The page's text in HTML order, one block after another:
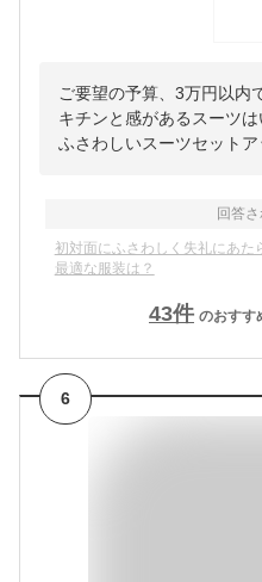
ご要望の予算、3万円以内
キチンと感があるスーツ
ふさわしいスーツセット
回答
初対面にふさわしく失礼にあた
最適な服装は？
43件 のおすす
6